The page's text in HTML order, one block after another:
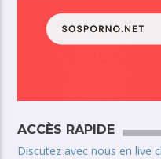
ACCÈS RAPIDE
Discutez avec nous en live